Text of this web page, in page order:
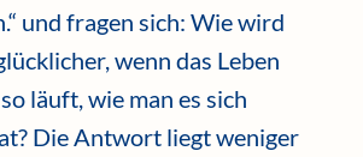
und fragen sich: Wie wird
wenn das Leben
läuft, wie man es sich
Die Antwort liegt weniger